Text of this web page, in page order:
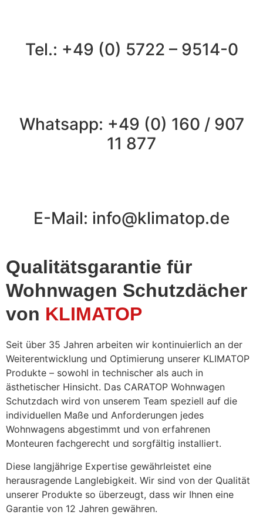
Tel.: +49 (0) 5722 – 9514-0
Whatsapp: +49 (0) 160 / 907
11 877
E-Mail: info@klimatop.de
Qualitätsgarantie für
Wohnwagen Schutzdächer
von KLIMATOP
Seit über 35 Jahren arbeiten wir kontinuierlich an der
Weiterentwicklung und Optimierung unserer KLIMATOP
Produkte – sowohl in technischer als auch in
ästhetischer Hinsicht. Das CARATOP Wohnwagen
Schutzdach wird von unserem Team speziell auf die
individuellen Maße und Anforderungen jedes
Wohnwagens abgestimmt und von erfahrenen
Monteuren fachgerecht und sorgfältig installiert.
Diese langjährige Expertise gewährleistet eine
herausragende Langlebigkeit. Wir sind von der Qualität
unserer Produkte so überzeugt, dass wir Ihnen eine
Garantie von 12 Jahren gewähren.